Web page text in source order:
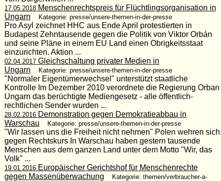
17.05.2018Menschenrechtspreis für Flüchtlingsorganisation in
Ungarn
Kategorie: presse/unsere-themen-in-der-presse
Pro Asyl zeichnet HHC aus Ende April protestierten in
Budapest Zehntausende gegen die Politik von Viktor Orbán
und seine Pläne in einem EU Land einen Obrigkeitsstaat
einzurichten. Aktion ...
02.04.2017Gleichschaltung privater Medien in
Ungarn
Kategorie: presse/unsere-themen-in-der-presse
"Normaler Eigentümerwechsel" unterstützt staatliche
Kontrolle Im Dezember 2010 verordnete die Regierung Orban
Ungarn das berüchtigte Mediengesetz - alle öffentlich-
rechtlichen Sender wurden ...
28.02.2016Demonstration gegen Demokratieabbau in
Warschau
Kategorie: presse/unsere-themen-in-der-presse
"Wir lassen uns die Freiheit nicht nehmen" Polen wehren sich
gegen Rechtskurs In Warschau haben gestern tausende
Menschen aus dem ganzen Land unter dem Motto "Wir, das
Volk" ...
19.01.2016Europäischer Gerichtshof für Menschenrechte
gegen Massenüberwachung
Kategorie: themen/verbraucher-a-